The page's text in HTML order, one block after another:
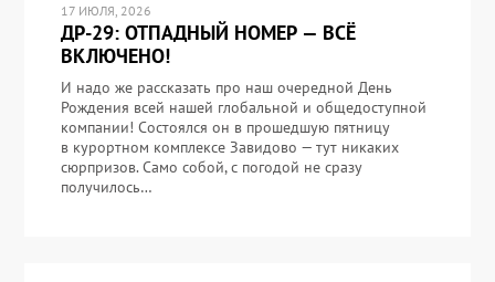
17 ИЮЛЯ, 2026
ДР-29: ОТПАДНЫЙ НОМЕР — ВСЁ
ВКЛЮЧЕНО!
И надо же рассказать про наш очередной День
Рождения всей нашей глобальной и общедоступной
компании! Состоялся он в прошедшую пятницу
в курортном комплексе Завидово — тут никаких
сюрпризов. Само собой, с погодой не сразу
получилось…